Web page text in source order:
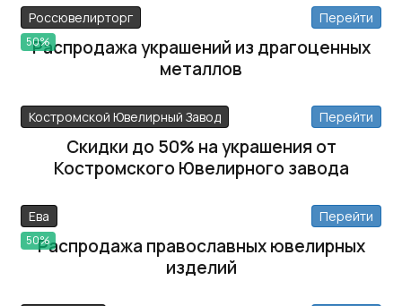
Россювелирторг
50%
Перейти
Распродажа украшений из драгоценных
металлов
Костромской Ювелирный Завод Перейти
Скидки до 50% на украшения от
Костромского Ювелирного завода
Ева
50%
Перейти
Распродажа православных ювелирных
изделий